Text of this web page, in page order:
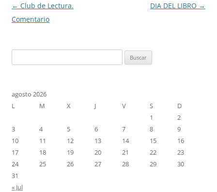
Navegación
de
← Club de Lectura.
Comentario
DIA DEL LIBRO →
agosto 2026
L
M X J V S
D
1
2
3
4 5 6 7 8
9
10
11 12 13 14 15
16
17
18 19 20 21 22
23
24
25 26 27 28 29
30
31
« Jul